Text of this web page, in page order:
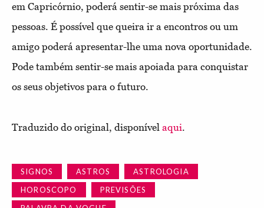
em Capricórnio, poderá sentir-se mais próxima das
pessoas. É possível que queira ir a encontros ou um
amigo poderá apresentar-lhe uma nova oportunidade.
Pode também sentir-se mais apoiada para conquistar
os seus objetivos para o futuro.
Traduzido do original, disponível aqui.
SIGNOS ASTROS
ASTROLOGIA
HOROSCOPO
PREVISÕES